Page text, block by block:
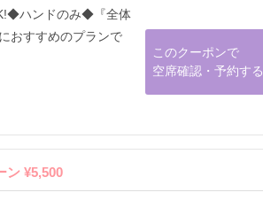
ハンドのみ◆『全体
おすすめのプランで
このクーポンで
空席確認・予約する
ン ¥5,500